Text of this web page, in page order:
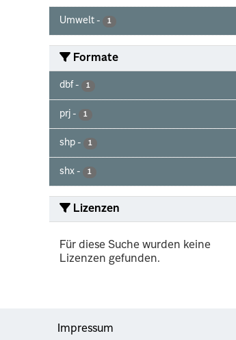
Umwelt - 1
Formate
dbf - 1
prj - 1
shp - 1
shx - 1
Lizenzen
Für diese Suche wurden keine
Lizenzen gefunden.
Impressum